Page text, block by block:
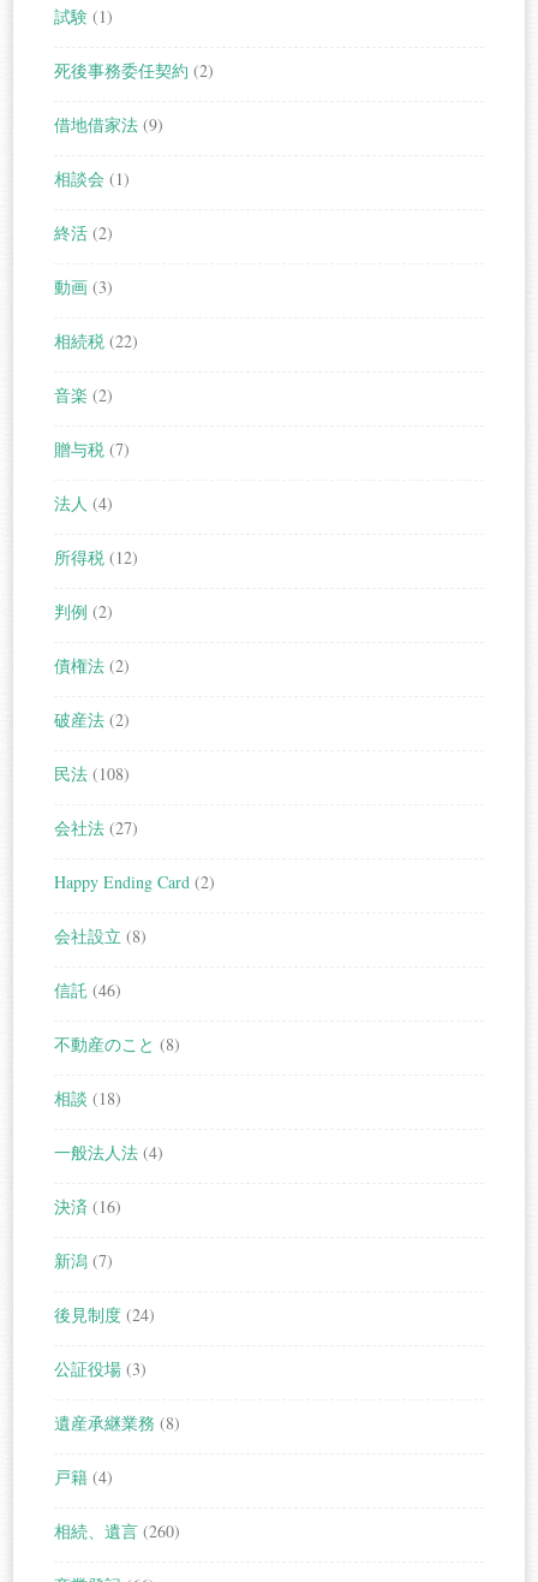
試験 (1)
死後事務委任契約 (2)
借地借家法 (9)
相談会 (1)
終活 (2)
動画 (3)
相続税 (22)
音楽 (2)
贈与税 (7)
法人 (4)
所得税 (12)
判例 (2)
債権法 (2)
破産法 (2)
民法 (108)
会社法 (27)
Happy Ending Card (2)
会社設立 (8)
信託 (46)
不動産のこと (8)
相談 (18)
一般法人法 (4)
決済 (16)
新潟 (7)
後見制度 (24)
公証役場 (3)
遺産承継業務 (8)
戸籍 (4)
相続、遺言 (260)